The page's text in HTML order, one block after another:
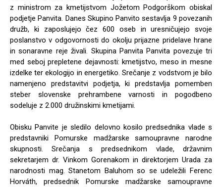
z ministrom za kmetijstvom Jožetom Podgorškom obiskal
podjetje Panvita. Danes Skupino Panvito sestavlja 9 povezanih
družb, ki zaposlujejo čez 600 oseb in uresničujejo svoje
poslanstvo v odgovornosti do okolju prijazne pridelave hrane
in sonaravne reje živali. Skupina Panvita Panvita povezuje tri
med seboj prepletene dejavnosti: kmetijstvo, meso in mesne
izdelke ter ekologijo in energetiko. Srečanje z vodstvom je bilo
namenjeno predstavitvi podjetja, ki predstavlja pomemben
steber slovenske prehrambene varnosti in pogodbeno
sodeluje z 2.000 družinskimi kmetijami.
Obisku Panvite je sledilo delovno kosilo predsednika vlade s
predstavniki Pomurske madžarske samoupravne narodne
skupnosti. Srečanja s predsednikom vlade, državnim
sekretarjem dr. Vinkom Gorenakom in direktorjem Urada za
narodnosti mag. Stanetom Baluhom so se udeležili Ferenc
Horváth, predsednik Pomurske madžarske samoupravne